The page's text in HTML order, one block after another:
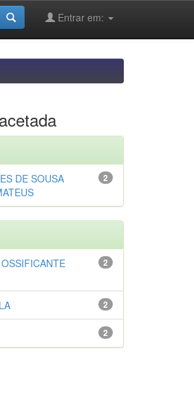
Entrar em:
2
DE SOUSA
2
2
2